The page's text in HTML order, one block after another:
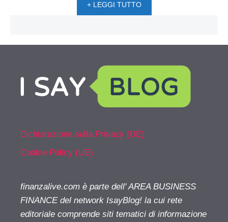
+ LEGGI TUTTO
Dichiarazione sulla Privacy (UE)
Cookie Policy (UE)
finanzalive.com è parte dell' AREA BUSINESS
FINANCE del network IsayBlog! la cui rete
editoriale comprende siti tematici di informazione